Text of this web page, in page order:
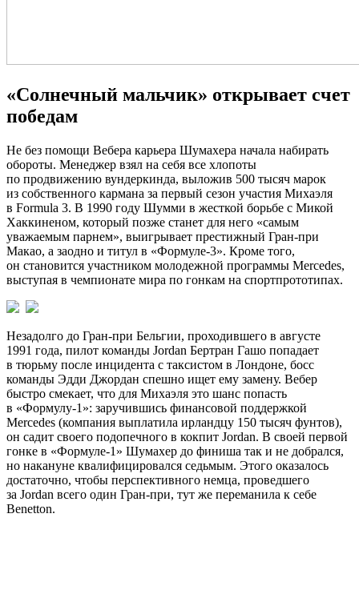
«Солнечный мальчик» открывает счет
победам
Не без помощи Вебера карьера Шумахера начала набирать
обороты. Менеджер взял на себя все хлопоты
по продвижению вундеркинда, выложив 500 тысяч марок
из собственного кармана за первый сезон участия Михаэля
в Formula 3. В 1990 году Шумми в жесткой борьбе с Микой
Хаккиненом, который позже станет для него «самым
уважаемым парнем», выигрывает престижный Гран-при
Макао, а заодно и титул в «Формуле-3». Кроме того,
он становится участником молодежной программы Mercedes,
выступая в чемпионате мира по гонкам на спортпрототипах.
Незадолго до Гран-при Бельгии, проходившего в августе
1991 года, пилот команды Jordan Бертран Гашо попадает
в тюрьму после инцидента с таксистом в Лондоне, босс
команды Эдди Джордан спешно ищет ему замену. Вебер
быстро смекает, что для Михаэля это шанс попасть
в «Формулу-1»: заручившись финансовой поддержкой
Mercedes (компания выплатила ирландцу 150 тысяч фунтов),
он садит своего подопечного в кокпит Jordan. В своей первой
гонке в «Формуле-1» Шумахер до финиша так и не добрался,
но накануне квалифицировался седьмым. Этого оказалось
достаточно, чтобы перспективного немца, проведшего
за Jordan всего один Гран-при, тут же переманила к себе
Benetton.